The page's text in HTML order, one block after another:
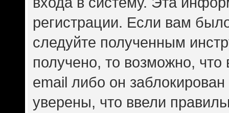
регистрации. Если вам
следуйте полученным
получено, то возможно,
email либо он
уверены, что ввели